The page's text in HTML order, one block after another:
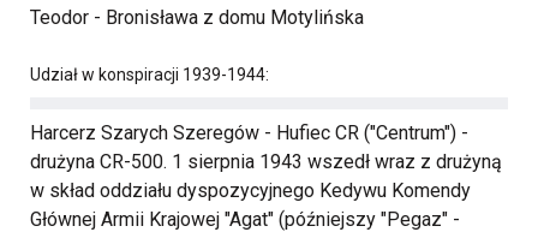
Teodor - Bronisława z domu Motylińska
Udział w konspiracji 1939-1944:
Harcerz Szarych Szeregów - Hufiec CR ("Centrum") -
drużyna CR-500. 1 sierpnia 1943 wszedł wraz z drużyną
w skład oddziału dyspozycyjnego Kedywu Komendy
Głównej Armii Krajowej "Agat" (późniejszy "Pegaz" -